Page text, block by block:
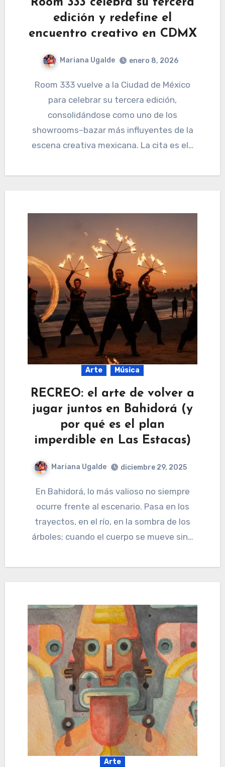
Room 333 celebra su tercera
edición y redefine el
encuentro creativo en CDMX
Mariana Ugalde enero 8, 2026
Room 333 vuelve a la Ciudad de México
para celebrar su tercera edición,
consolidándose como uno de los
showrooms–bazar más influyentes de la
escena creativa mexicana. La cita es el…
Arte Música
RECREO: el arte de volver a
jugar juntos en Bahidorá (y
por qué es el plan
imperdible en Las Estacas)
Mariana Ugalde diciembre 29, 2025
En Bahidorá, lo más valioso no siempre
ocurre frente al escenario. Pasa en los
trayectos, en el río, en la sombra de los
árboles; cuando el cuerpo se mueve sin…
Arte